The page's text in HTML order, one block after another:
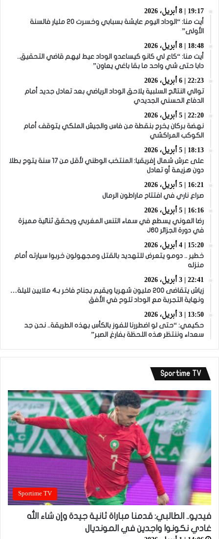
19:17 | 8 أبريل، 2026
أيت منا: “الوداد اليوم عايشة بسبابي وخسرت 20 مليار فالسنة
الأولى”
18:48 | 8 أبريل، 2026
أيت منا: “كاع لي كانو كيساعدو الوداد عيط ليهم قاضي التحقيق..
دابا حتى شي واحد ما بقا باغي يعاون”
22:23 | 6 أبريل، 2026
توالي النتائج السلبية يلاحق الوداد الرياضي بعد تعادل جديد أمام
الدفاع الحسني الجديدي
22:20 | 5 أبريل، 2026
نهضة بركان يخرج بنقطة من فاس والجيش الملكي يتوقف أمام
الكوكب المراكشي
18:13 | 5 أبريل، 2026
على عرش شمال إفريقيا: المنتخب الوطني لأقل من 17 سنة يتوج بطلا
دون هزيمة أو تعادل
16:21 | 5 أبريل، 2026
صراع ناري في افتتاح ماراطون الرمال
16:16 | 5 أبريل، 2026
رضا العوني يسطع في سماء التنس المغربي ويحقق ثنائية مميزة
في دورة الجزائر J60
15:20 | 4 أبريل، 2026
خطير .. دومو يتعرض للتهديد بالقتل ومجهولون خربوا سيارته أمام
منزله
22:41 | 3 أبريل، 2026
زياش يتقاضى 200 مليون شهريا ويقيم بجناح فاخر بـ4 ملايين لليلة…
ونهاية التجربة مع الوداد تلوح في الأفق
13:50 | 3 أبريل، 2026
حكيمي: “حتى لو اضطررنا للفوز بالكأس بهذه الطريقة.. نحن جد
سعداء وننتظر هذه اللحظة بفارغ الصبر”
Sportime TV
Sportime TV
فيديو.. الطالبي: قدمنا مباراة ثانية جيدة وإن شاء الله
غادي نكونوا واجدين في المونديال